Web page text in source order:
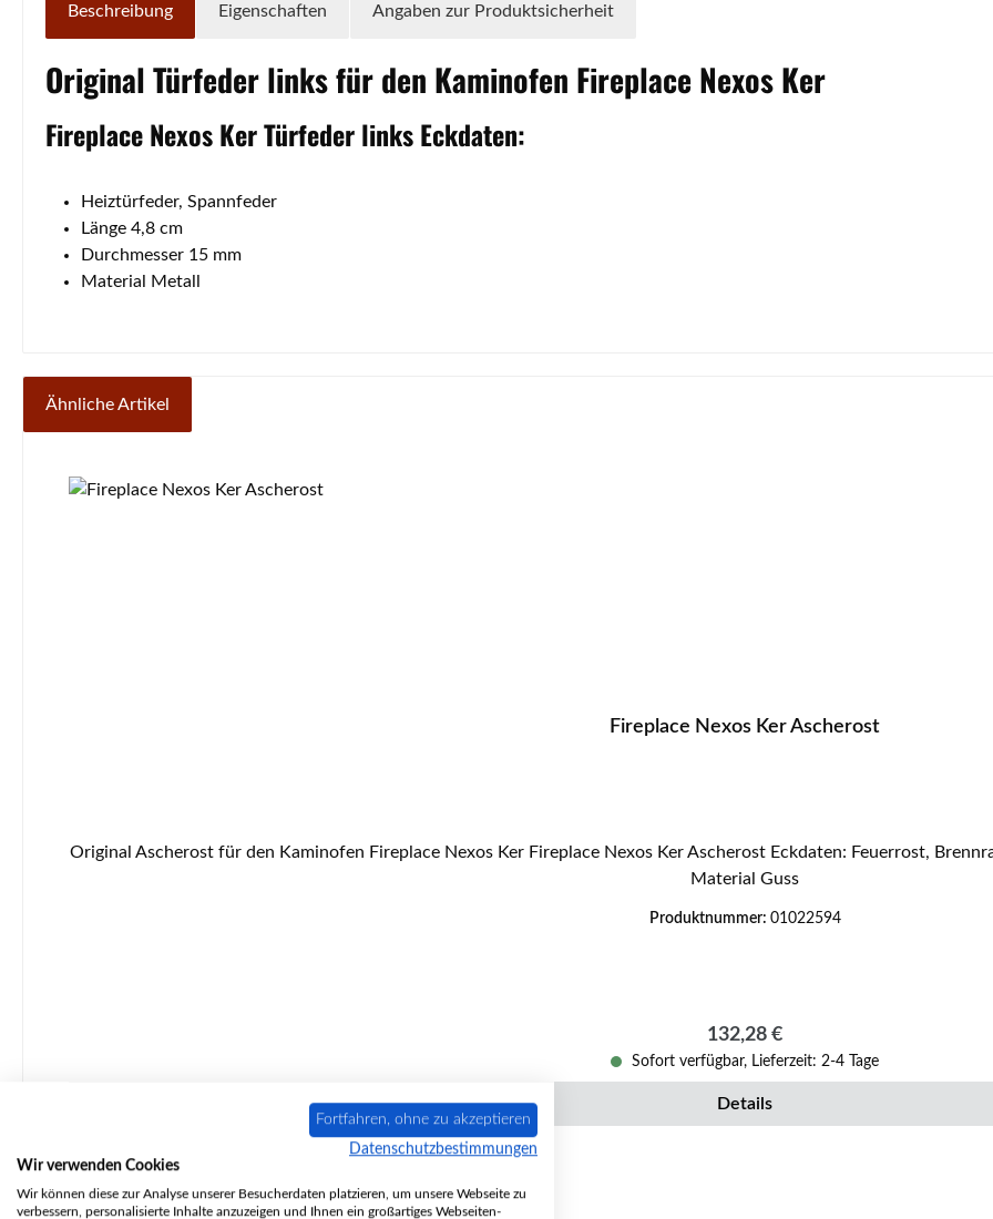
Beschreibung Eigenschaften Angaben zur Produktsicherheit
OriginalTürfederlinksfür den Kaminofen Fireplace NexosKer
FireplaceNexosKerTürfederlinksEckdaten:
Heiztürfeder, Spannfeder
Länge 4,8 cm
Durchmesser 15 mm
Material Metall
Ähnliche Artikel
Fireplace Nexos Ker Ascherost
Original Ascherost für den Kaminofen Fireplace Nexos Ker Fireplace Nexos Ker Ascherost Eckdaten: Feuerrost, Brennraumrost Maße (B/L/H) 260/385 mm x 290 mm x 30 mm
Material Guss
Produktnummer: 01022594
Regulärer Preis:
132,28 €
Sofort verfügbar, Lieferzeit: 2-4 Tage
Details
Fortfahren, ohne zu akzeptieren
Datenschutzbestimmungen
Wir verwenden Cookies
Wir können diese zur Analyse unserer Besucherdaten platzieren, um unsere Webseite zu
verbessern, personalisierte Inhalte anzuzeigen und Ihnen ein großartiges Webseiten-